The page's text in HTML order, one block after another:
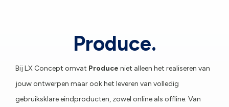
Produce.
Bij LX Concept omvat Produce niet alleen het realiseren van
jouw ontwerpen maar ook het leveren van volledig
gebruiksklare eindproducten, zowel online als offline. Van